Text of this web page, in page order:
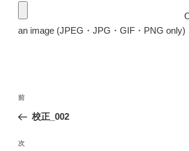
an image (JPEG・JPG・GIF・PNG only)
投
ナ
ビ
前
の
稿
前
校正_002
次
次